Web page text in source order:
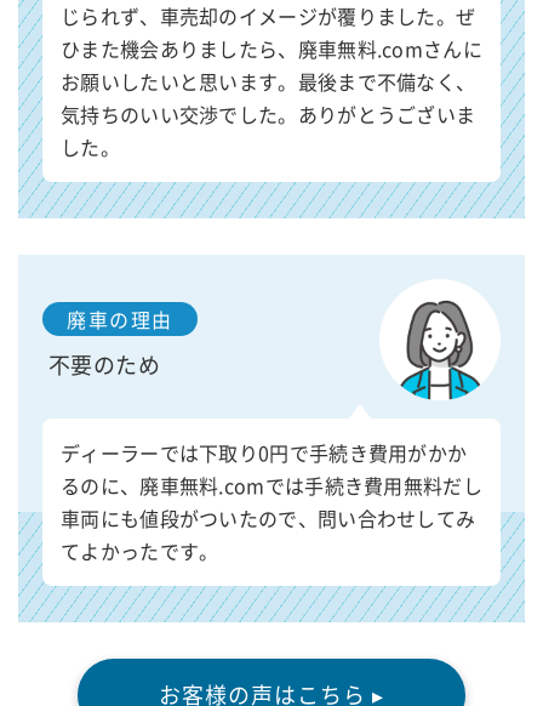
じられず、車売却のイメージが覆りました。ぜ
ひまた機会ありましたら、廃車無料.comさんに
お願いしたいと思います。最後まで不備なく、
気持ちのいい交渉でした。ありがとうございま
した。
廃車の理由
不要のため
ディーラーでは下取り0円で手続き費用がかか
るのに、廃車無料.comでは手続き費用無料だし
車両にも値段がついたので、問い合わせしてみ
てよかったです。
お客様の声はこちら ▸